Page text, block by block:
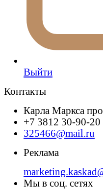
Выйти
Контакты
Карла Маркса
+7 3812 30-90-20
325466@mail.ru
Реклама
Мы в соц. сетях